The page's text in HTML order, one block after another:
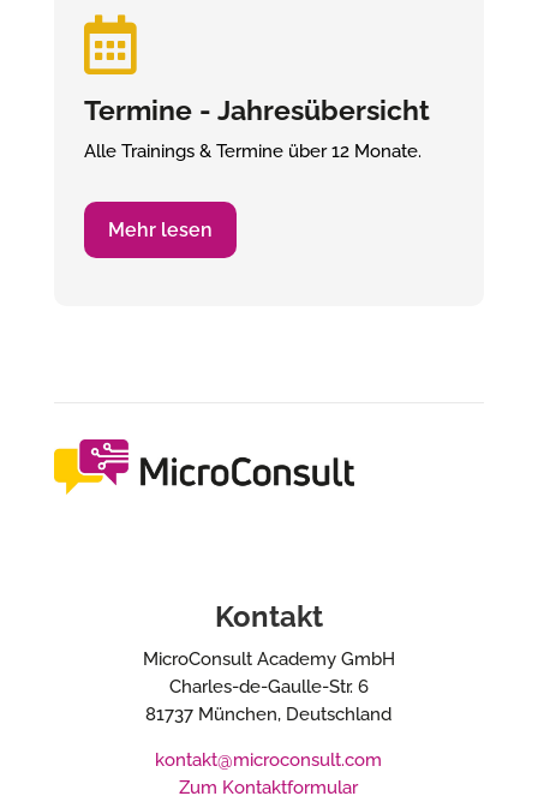

Termine - Jahresübersicht
Alle Trainings & Termine über 12 Monate.
Mehr lesen
Kontakt
MicroConsult Academy GmbH
Charles-de-Gaulle-Str. 6
81737 München, Deutschland
kontakt@microconsult.com
Zum Kontaktformular